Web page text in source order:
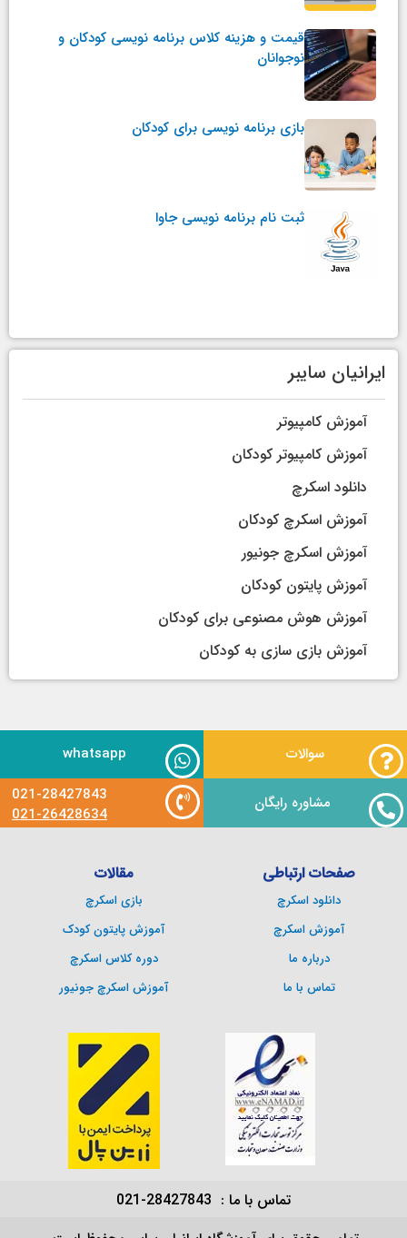
قیمت و هزینه کلاس برنامه نویسی کودکان و
نوجوانان
بازی برنامه نویسی برای کودکان
ثبت نام برنامه نویسی جاوا
ایرانیان سایبر
آموزش کامپیوتر
آموزش کامپیوتر کودکان
دانلود اسکرچ
آموزش اسکرچ کودکان
آموزش اسکرچ جونیور
آموزش پایتون کودکان
آموزش هوش مصنوعی برای کودکان
آموزش بازی سازی به کودکان
سوالات whatsapp
مشاوره رایگان
021-28427843
021-26428634
صفحات ارتباطی
دانلود اسکرچ
آموزش اسکرچ
درباره ما
تماس با ما
مقالات
بازی اسکرچ
آموزش پایتون کودک
دوره کلاس اسکرچ
آموزش اسکرچ جونیور
تماس با ما : 28427843-021